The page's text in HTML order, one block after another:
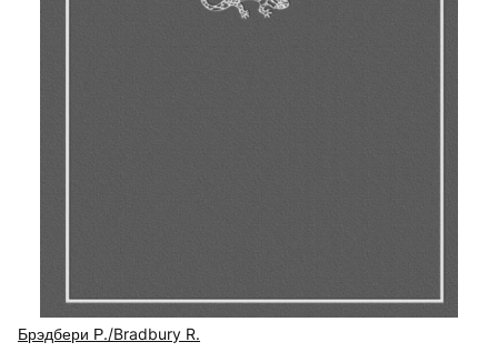
Брэдбери Р./Bradbury R.